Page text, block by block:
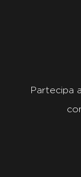
Partecipa